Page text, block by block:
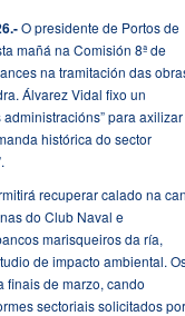
O presidente de Portos de
mañá na Comisión 8ª de
na tramitación das
Álvarez Vidal fixo un
para axilizar
histórica do sector
recuperar calado na
do Club Naval e
marisqueiros da ría,
de impacto ambiental.
finais de marzo, cando
sectoriais solicitados por